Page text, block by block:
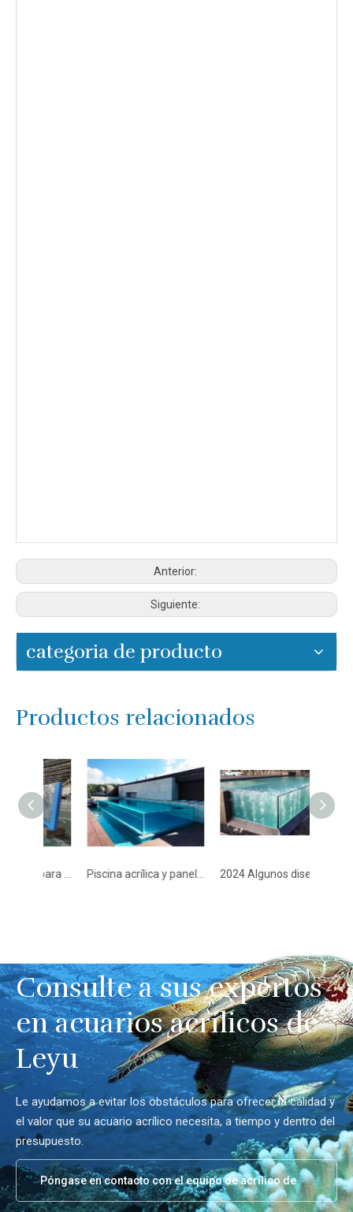
Anterior:
Siguiente:
categoria de producto
Productos relacionados
Piscina acrílica y paneles estructurales acrílicos producidos en fábrica - Leyu 2024 Algunos diseños comunes para piscinas acrílicas - Leyu
Consulte a sus expertos
en acuarios acrílicos de
Leyu
Le ayudamos a evitar los obstáculos para ofrecer la calidad y
el valor que su acuario acrílico necesita, a tiempo y dentro del
presupuesto.
Póngase en contacto con el equipo de acrílico de